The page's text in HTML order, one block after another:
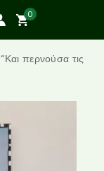
0
“Και περνούσα τις